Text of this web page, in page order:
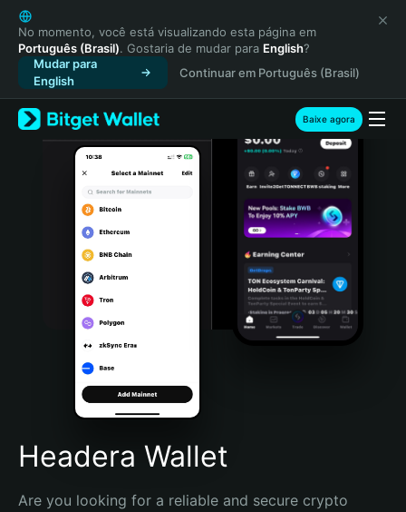
English
日本語
Tiếng Việt
Русский
Español (Latinoamérica)
Türkçe
Italiano
Português (Portugal)
Bahasa Indonesia
Português (Brasil)
Español (Argentina)
No momento, você está visualizando esta página em
Português (Brasil). Gostaria de mudar para English?
Mudar para
English
Continuar em Português (Brasil)
Baixe agora
Headera Wallet
Are you looking for a reliable and secure crypto